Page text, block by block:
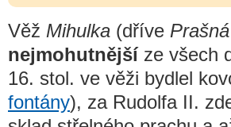
Věž Mihulka (dříve
nejmohutnějšíze všech
16. stol. ve věži bydlel
fontány), za Rudolfa II.